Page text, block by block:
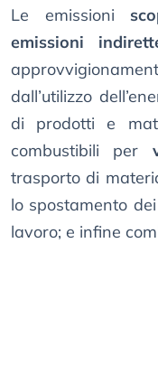
Le emissioni
emissioni
dall’utilizzo
di prodotti e
combustibili per
trasporto di
lo spostamento
lavoro; e infine